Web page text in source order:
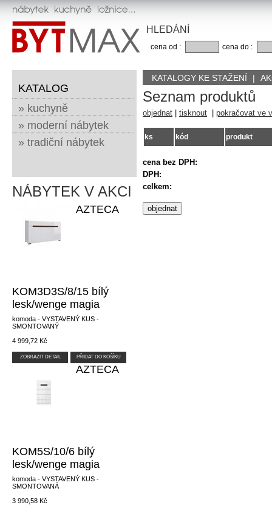
HLEDÁNÍ
cena od : cena do :
KATALOG
» kuchyně
» moderní nábytek
» tradiční nábytek
NÁBYTEK V AKCI
AZTECA
KOM3D3S/8/15 bílý
lesk/wenge magia
komoda - VYSTAVENÝ KUS -
SMONTOVANÝ
4 999,72 Kč
ZOBRAZIT DETAIL PŘIDAT DO KOŠÍKU
AZTECA
KOM5S/10/6 bílý
lesk/wenge magia
komoda - VYSTAVENÝ KUS -
SMONTOVANÁ
3 990,58 Kč
KATALOGY KE STAŽENÍ |
Seznam produktů
objednat tisknout pokračovat ve
ks kód produkt
cena bez DPH:
DPH:
celkem: